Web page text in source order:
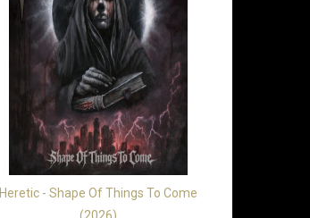
Heretic - Shape Of Things To Come